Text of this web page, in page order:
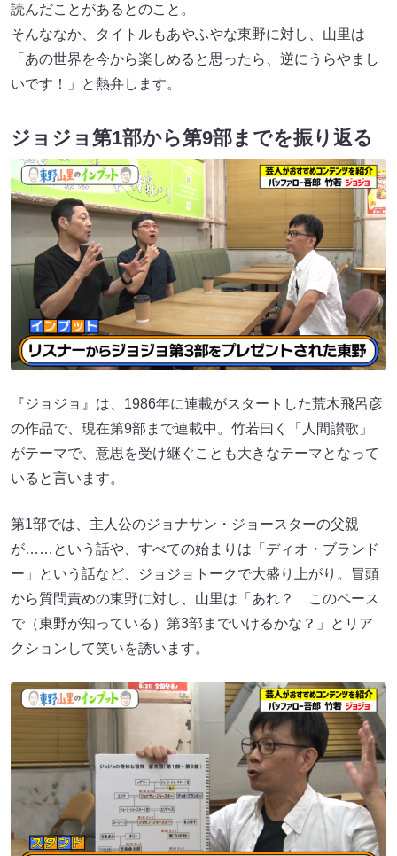
読んだことがあるとのこと。
そんななか、タイトルもあやふやな東野に対し、山里は
「あの世界を今から楽しめると思ったら、逆にうらやまし
いです！」と熱弁します。
ジョジョ第1部から第9部までを振り返る
『ジョジョ』は、1986年に連載がスタートした荒木飛呂彦
の作品で、現在第9部まで連載中。竹若曰く「人間讃歌」
がテーマで、意思を受け継ぐことも大きなテーマとなって
いると言います。
第1部では、主人公のジョナサン・ジョースターの父親
が……という話や、すべての始まりは「ディオ・ブランド
ー」という話など、ジョジョトークで大盛り上がり。冒頭
から質問責めの東野に対し、山里は「あれ？ このペース
で（東野が知っている）第3部までいけるかな？」とリア
クションして笑いを誘います。